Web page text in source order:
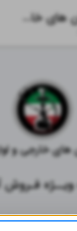
⚜️فروش قلیان های خارجی و لوازم جانبی⚜️
خارجی و
فـروش